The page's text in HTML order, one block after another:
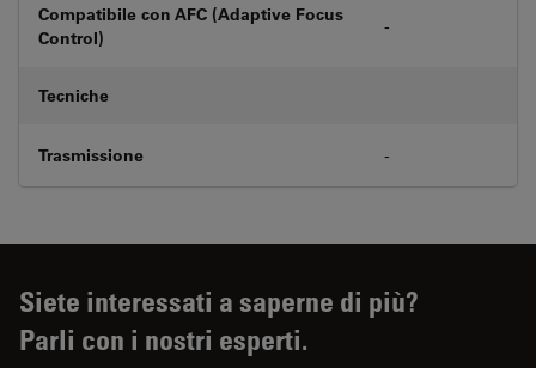
Compatibile con AFC (Adaptive Focus
Control)
-
Tecniche
Trasmissione -
Siete interessati a saperne di più?
Parli con i nostri esperti.